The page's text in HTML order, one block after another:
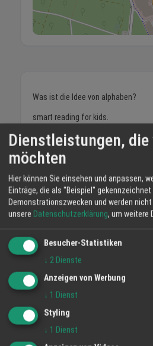
Was ist die Idee von alphaben?
smart reading for kids.
alphaben ist eine Lese-App für
Lesemotivation als auch das
Jedes Kind bekommt
Buchempfehlungen auf Basis von
und auf Basis des individuellen
enthält kindgerechte
Quizfragen, um die
Leseleistung belohnt.
Folge uns auf Instagram:
alphaben.app
Folge uns auf Linkedin:
alphaben.app
Mehr lesen
Dienstleistungen,
möchten
Hier können Sie einsehen und anpassen,
Einträge, die als "Beispiel"
Demonstrationszwecken und werden
unsere Datenschutzerklärung, um weitere
Besucher-Statistiken
↓ 2 Dienste
Anzeigen von Werbung
↓ 1 Dienst
Styling
↓ 1 Dienst